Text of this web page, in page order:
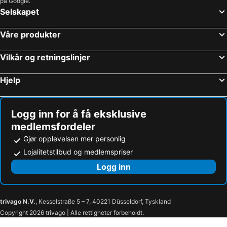
Selskapet
Våre produkter
Vilkår og retningslinjer
Hjelp
Logg inn for å få eksklusive
medlemsfordeler
Gjør opplevelsen mer personlig
Lojalitetstilbud og medlemspriser
Logg inn
trivago N.V., Kesselstraße 5 – 7, 40221 Düsseldorf, Tyskland
Copyright 2026 trivago | Alle rettigheter forbeholdt.